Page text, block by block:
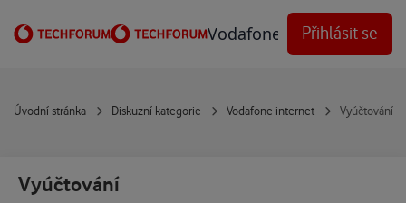
Vodafone Techforum
Přihlásit se
Úvodní stránka Diskuzní kategorie Vodafone internet Vyúčtování
Vyúčtování